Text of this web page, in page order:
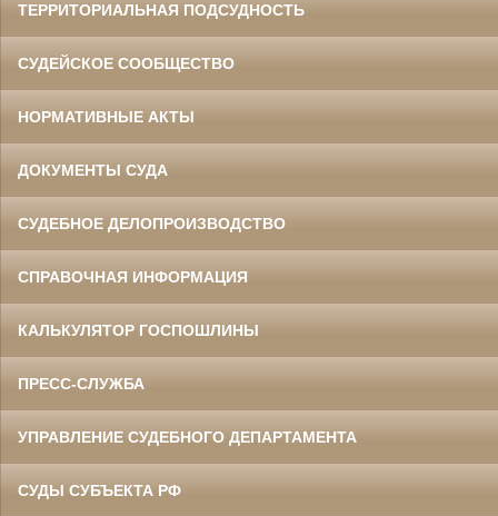
ТЕРРИТОРИАЛЬНАЯ ПОДСУДНОСТЬ
СУДЕЙСКОЕ СООБЩЕСТВО
НОРМАТИВНЫЕ АКТЫ
ДОКУМЕНТЫ СУДА
СУДЕБНОЕ ДЕЛОПРОИЗВОДСТВО
СПРАВОЧНАЯ ИНФОРМАЦИЯ
КАЛЬКУЛЯТОР ГОСПОШЛИНЫ
ПРЕСС-СЛУЖБА
УПРАВЛЕНИЕ СУДЕБНОГО ДЕПАРТАМЕНТА
СУДЫ СУБЪЕКТА РФ